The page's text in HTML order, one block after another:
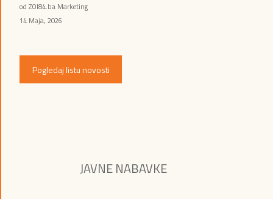
od ZOI84.ba Marketing
14 Maja, 2026
Pogledaj listu novosti
JAVNE NABAVKE